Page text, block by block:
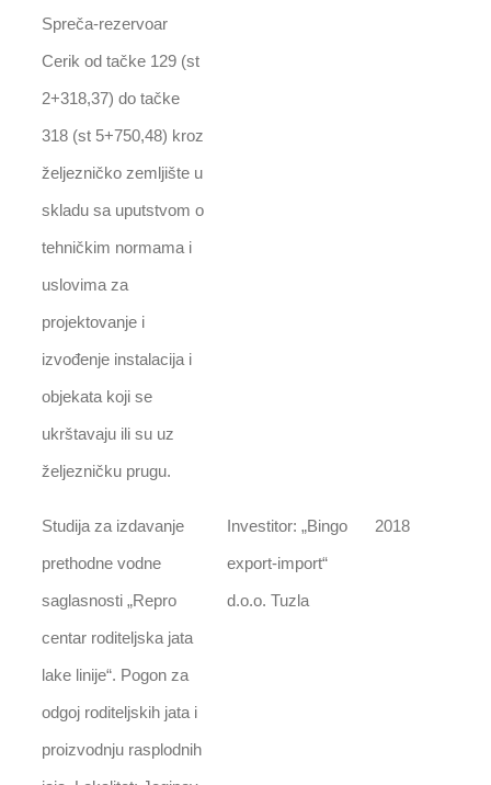
Spreča-rezervoar
Cerik od tačke 129 (st
2+318,37) do tačke
318 (st 5+750,48) kroz
željezničko zemljište u
skladu sa uputstvom o
tehničkim normama i
uslovima za
projektovanje i
izvođenje instalacija i
objekata koji se
ukrštavaju ili su uz
željezničku prugu.
Studija za izdavanje
prethodne vodne
saglasnosti „Repro
centar roditeljska jata
lake linije“. Pogon za
odgoj roditeljskih jata i
proizvodnju rasplodnih
Investitor: „Bingo
export-import“
d.o.o. Tuzla
2018